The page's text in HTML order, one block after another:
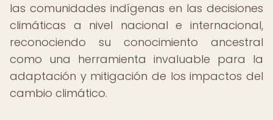
las comunidades indígenas en las decisiones
climáticas a nivel nacional e internacional,
reconociendo su conocimiento ancestral
como una herramienta invaluable para la
adaptación y mitigación de los impactos del
cambio climático.